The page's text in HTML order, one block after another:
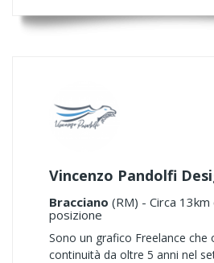
Vincenzo Pandolfi
Bracciano (RM) - Circa 13km
posizione
Sono un grafico Freelance che
continuità da oltre 5 anni nel